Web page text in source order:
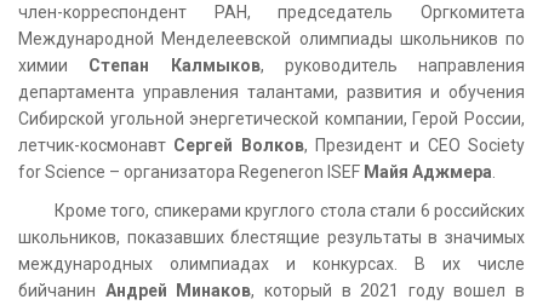
член-корреспондент РАН, председатель Оргкомитета
Международной Менделеевской олимпиады школьников по
химии Степан Калмыков, руководитель направления
департамента управления талантами, развития и обучения
Сибирской угольной энергетической компании, Герой России,
летчик-космонавт Сергей Волков, Президент и СЕО Society
for Science – организатора Regeneron ISEF Майя Аджмера
Кроме того, спикерами круглого стола стали 6 российских
школьников, показавших блестящие результаты в значимых
международных олимпиадах и конкурсах. В их числе
бийчанин Андрей Минаков, который в 2021 году вошел в